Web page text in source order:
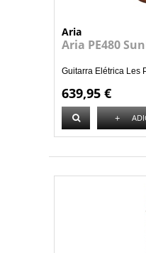
Aria
Aria PE480
Guitarra Elétrica Les
639,95 €
+